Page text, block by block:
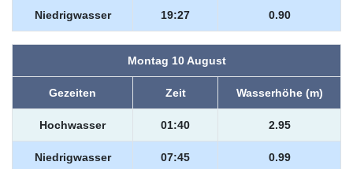
Niedrigwasser 19:27 0.90
Montag 10 August
Gezeiten Zeit Wasserhöhe (m)
Hochwasser 01:40 2.95
Niedrigwasser 07:45 0.99